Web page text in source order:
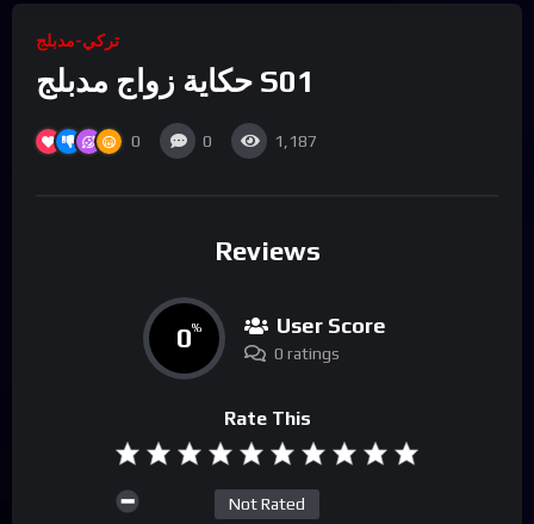
تركي-مدبلج
حكاية زواج مدبلج S01
0 0 1,187
Reviews
0% User Score
0 ratings
Rate This
Not Rated